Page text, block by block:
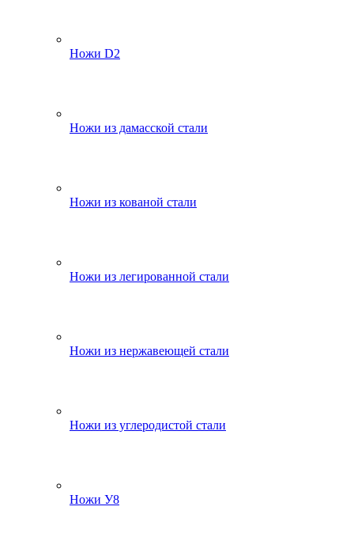
Ножи D2
Ножи из дамасской стали
Ножи из кованой стали
Ножи из легированной стали
Ножи из нержавеющей стали
Ножи из углеродистой стали
Ножи У8